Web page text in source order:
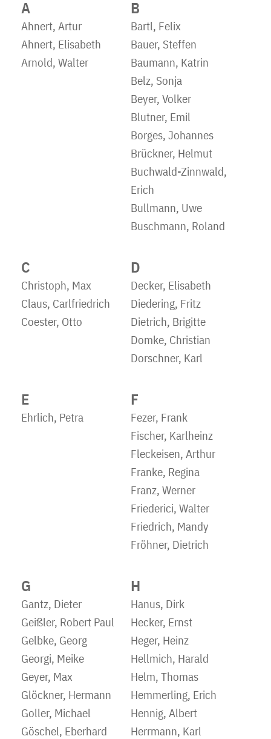
A
Ahnert, Artur
Ahnert, Elisabeth
Arnold, Walter
B
Bartl, Felix
Bauer, Steffen
Baumann, Katrin
Belz, Sonja
Beyer, Volker
Blutner, Emil
Borges, Johannes
Brückner, Helmut
Buchwald-Zinnwald,
Erich
Bullmann, Uwe
Buschmann, Roland
C
Christoph, Max
Claus, Carlfriedrich
Coester, Otto
D
Decker, Elisabeth
Diedering, Fritz
Dietrich, Brigitte
Domke, Christian
Dorschner, Karl
E
Ehrlich, Petra
F
Fezer, Frank
Fischer, Karlheinz
Fleckeisen, Arthur
Franke, Regina
Franz, Werner
Friederici, Walter
Friedrich, Mandy
Fröhner, Dietrich
G
Gantz, Dieter
Geißler, Robert Paul
Gelbke, Georg
Georgi, Meike
Geyer, Max
Glöckner, Hermann
Goller, Michael
Göschel, Eberhard
H
Hanus, Dirk
Hecker, Ernst
Heger, Heinz
Hellmich, Harald
Helm, Thomas
Hemmerling, Erich
Hennig, Albert
Herrmann, Karl